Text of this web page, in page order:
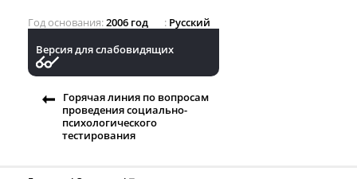
Год основания 2006 год
Русский
Версия для слабовидящих
Горячая линия по вопросам
проведения социально-
психологического
тестирования